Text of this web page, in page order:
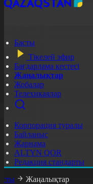
Басты
Тікелей эфир
Бағдарлама кестесі
Жаңалықтар
Жобалар
Телехикаялар
Корпорация туралы
Байланыс
Жарнама
ALTYN QOR
Редакция стандарты
Жаңалықтар